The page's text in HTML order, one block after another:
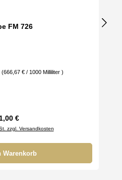
FM 726
(666,67 € / 1000 Milliliter )
Regulärer Preis:
€
zzgl. Versandkosten
Warenkorb